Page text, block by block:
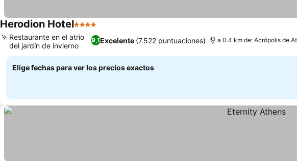
Herodion Hotel4 Estrellas
9,1Excelente (7.522 puntuaciones)
Restaurante en el atrio
del jardín de invierno
a 0.4 km de: Acrópolis de
Elige fechas para ver los precios exactos